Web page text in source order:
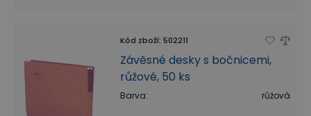
Kód zboží: 502211
Závěsné desky s bočnicemi,
růžové, 50 ks
Barva: růžová